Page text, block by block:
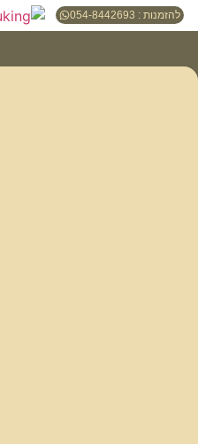
להזמנות : 054-8442693